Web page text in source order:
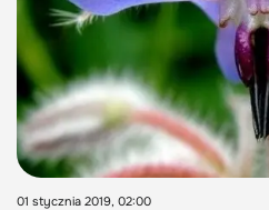
01 stycznia 2019, 02:00